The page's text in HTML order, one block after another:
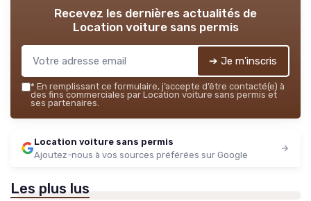
Recevez les dernières actualités de
Location voiture sans permis
➔ Je m'inscris
* En remplissant ce formulaire, j’accepte d’être contacté(e) à
des fins commerciales par Location voiture sans permis et
ses partenaires.
Location voiture sans permis
Ajoutez-nous à vos sources préférées sur Google
Les plus lus